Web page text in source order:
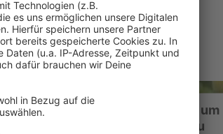
Wir benötigen Ihre Zustimmung, um
den YouTube Video-Service zu